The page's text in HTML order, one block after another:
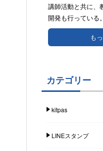
講師活動と共に、
開発も行っている。
も
カテゴリー
kitpas
LINEスタンプ